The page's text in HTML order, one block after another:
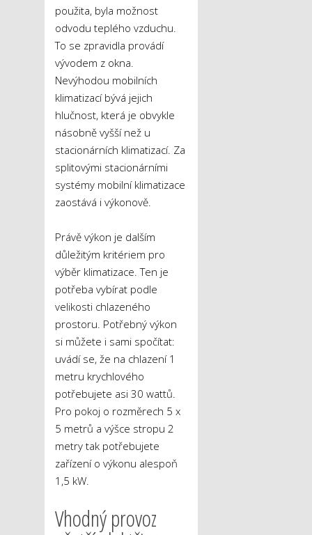
použita, byla možnost
odvodu teplého vzduchu.
To se zpravidla provádí
vývodem z okna.
Nevýhodou mobilních
klimatizací bývá jejich
hlučnost, která je obvykle
násobně vyšší než u
stacionárních klimatizací. Za
splitovými stacionárními
systémy mobilní klimatizace
zaostává i výkonově.
Právě výkon je dalším
důležitým kritériem pro
výběr klimatizace. Ten je
potřeba vybírat podle
velikosti chlazeného
prostoru. Potřebný výkon
si můžete i sami spočítat:
uvádí se, že na chlazení 1
metru krychlového
potřebujete asi 30 wattů.
Pro pokoj o rozměrech 5 x
5 metrů a výšce stropu 2
metry tak potřebujete
zařízení o výkonu alespoň
1,5 kW.
Vhodný provoz